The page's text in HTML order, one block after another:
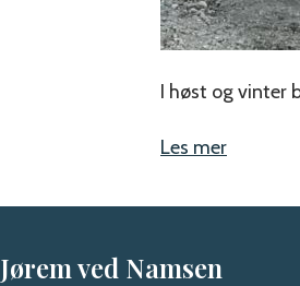
I høst og vinter
Les mer
Jørem ved Namsen